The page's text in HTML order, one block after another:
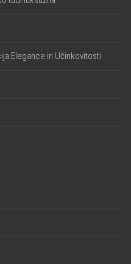
Elegance in Učinkovitosti